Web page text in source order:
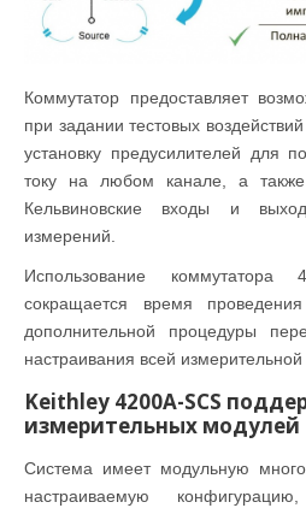
Коммутатор предоставляет
при задании тестовых
установку предусилителей для
току на любом канале, а также
Кельвиновские входы и
измерений.
Использование коммутатора
сокращается время
дополнительной процедуры
настраивания всей
Keithley 4200A-SCS
измерительных модулей
Система имеет модульную
настраиваемую